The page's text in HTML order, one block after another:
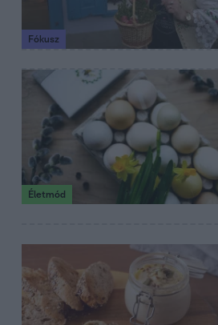
Fókusz
Életmód